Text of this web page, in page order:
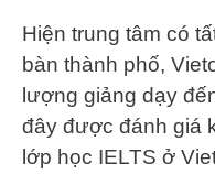
Hiện trung tâm có
bàn thành phố,
lượng giảng dạy
đây được đánh giá
lớp học IELTS ở